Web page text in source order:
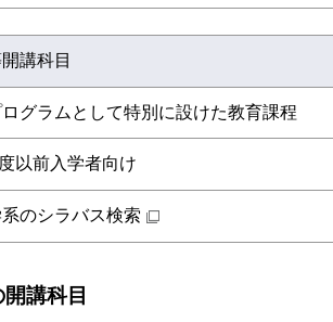
融合理工学系
初年次専門科目
創造プロセス科目
共通専門科目
文系教養科目
英語科目
第二外国語科目
アントレプレナーシップ科目
る
講科目
グラムとして特別に設けた教育課程
以前入学者向け
のシラバス検索
講科目